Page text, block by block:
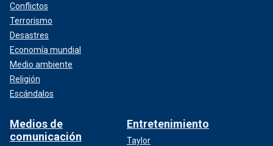
Conflictos
Terrorismo
Desastres
Economía mundial
Medio ambiente
Religión
Escándalos
Medios de
comunicación
Entretenimiento
Taylor